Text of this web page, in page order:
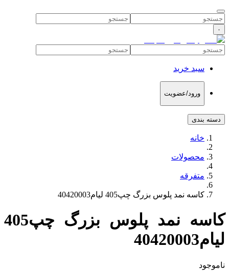
۰
سبد خرید
ورود/عضویت
دسته بندی
خانه
محصولات
متفرقه
کاسه نمد پلوس بزرگ چپ405 لیام40420003
کاسه نمد پلوس بزرگ چپ405
لیام40420003
ناموجود